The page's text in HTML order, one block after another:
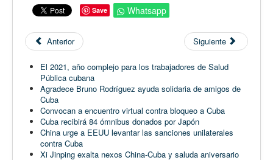
Save Whatsapp
Anterior Siguiente
El 2021, año complejo para los trabajadores de Salud
Pública cubana
Agradece Bruno Rodríguez ayuda solidaria de amigos de
Cuba
Convocan a encuentro virtual contra bloqueo a Cuba
Cuba recibirá 84 ómnibus donados por Japón
China urge a EEUU levantar las sanciones unilaterales
contra Cuba
Xi Jinping exalta nexos China-Cuba y saluda aniversario